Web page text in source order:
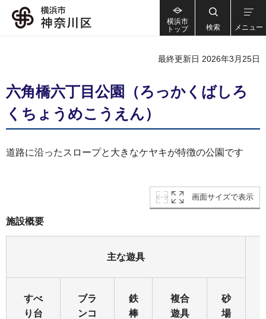
横浜市
トップ
検索 メニュー
最終更新日 2026年3月25日
六角橋六丁目公園（ろっかくばしろ
くちょうめこうえん）
道路に沿ったスロープと大きなケヤキが特徴の公園です
画面サイズで表示
施設概要
主な遊具
すべ
り台
ブラ
ンコ
鉄
棒
複合
遊具
砂
場